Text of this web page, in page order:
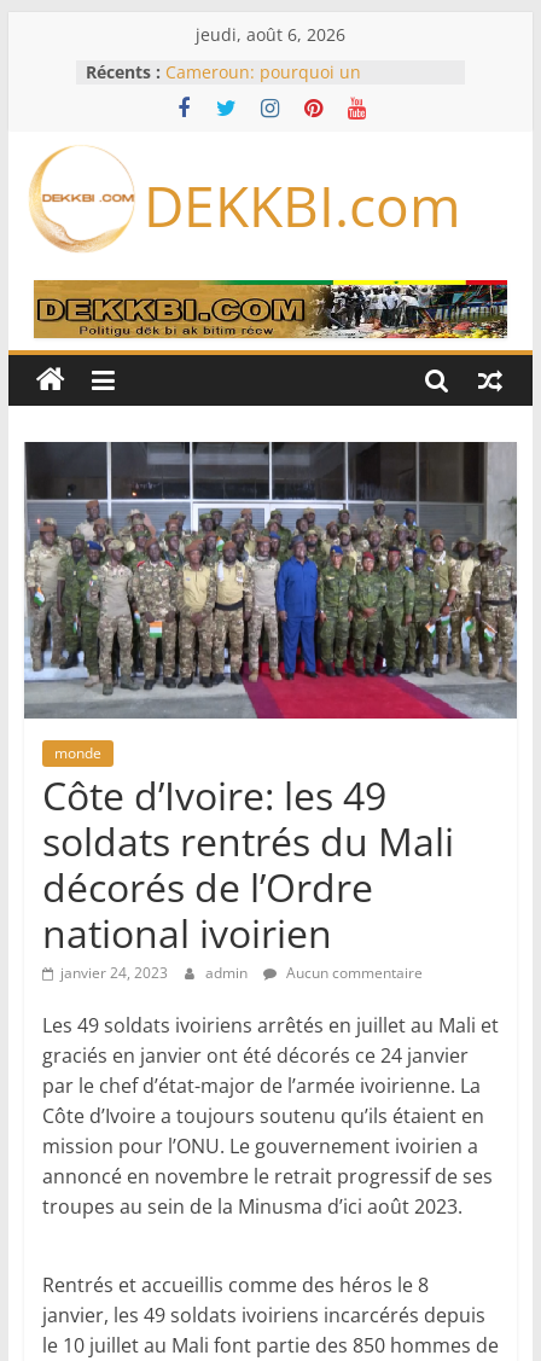
jeudi, août 6, 2026
Récents : Cameroun: pourquoi un
remaniement au sommet de
l’armée alors que Paul Biya est hors
logiciels écrits par l’IA, dominé par
Anthropic et OpenAI
Disney s’associe à TikTok pour tirer
davantage profit de ses univers
légendaires
France – Algérie: l’affaire Mehdi
policière contre le narcotrafic
DEKKBI.com
monde
Côte d’Ivoire: les 49
soldats rentrés du Mali
décorés de l’Ordre
national ivoirien
janvier 24, 2023 admin Aucun commentaire
Les 49 soldats ivoiriens arrêtés en juillet au Mali et
graciés en janvier ont été décorés ce 24 janvier
par le chef d’état-major de l’armée ivoirienne. La
Côte d’Ivoire a toujours soutenu qu’ils étaient en
mission pour l’ONU. Le gouvernement ivoirien a
annoncé en novembre le retrait progressif de ses
troupes au sein de la Minusma d’ici août 2023.
Rentrés et accueillis comme des héros le 8
janvier, les 49 soldats ivoiriens incarcérés depuis
le 10 juillet au Mali font partie des 850 hommes de